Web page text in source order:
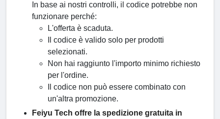
In base ai nostri controlli, il codice potrebbe non
funzionare perché:
L'offerta è scaduta.
Il codice è valido solo per prodotti
selezionati.
Non hai raggiunto l'importo minimo richiesto
per l'ordine.
Il codice non può essere combinato con
un'altra promozione.
Feiyu Tech offre la spedizione gratuita in